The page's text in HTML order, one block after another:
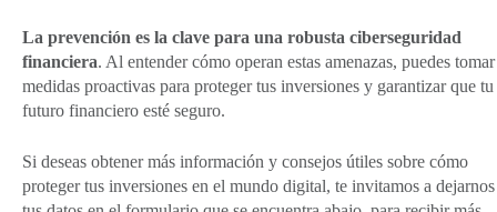
La prevención es la clave para una robusta ciberseguridad
financiera. Al entender cómo operan estas amenazas, puedes tomar
medidas proactivas para proteger tus inversiones y garantizar que tu
futuro financiero esté seguro.
Si deseas obtener más información y consejos útiles sobre cómo
proteger tus inversiones en el mundo digital, te invitamos a dejarnos